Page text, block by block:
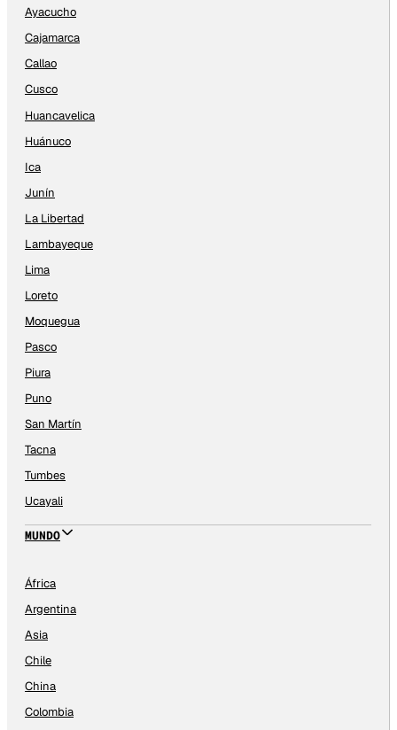
Ayacucho
Cajamarca
Callao
Cusco
Huancavelica
Huánuco
Ica
Junín
La Libertad
Lambayeque
Lima
Loreto
Moquegua
Pasco
Piura
Puno
San Martín
Tacna
Tumbes
Ucayali
MUNDO
África
Argentina
Asia
Chile
China
Colombia